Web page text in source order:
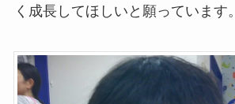
く成長してほしいと願っています。